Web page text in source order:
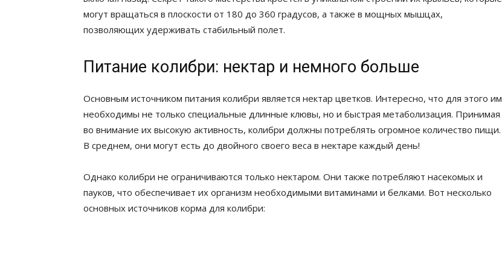
могут вращаться в плоскости от 180 до 360 градусов, а также в мощных мышцах,
позволяющих удерживать стабильный полет.
Питание колибри: нектар и немного больше
Основным источником питания колибри является нектар цветков. Интересно, что для этого им
необходимы не только специальные длинные клювы, но и быстрая метаболизация. Принимая
во внимание их высокую активность, колибри должны потреблять огромное количество пищи.
В среднем, они могут есть до двойного своего веса в нектаре каждый день!
Однако колибри не ограничиваются только нектаром. Они также потребляют насекомых и
пауков, что обеспечивает их организм необходимыми витаминами и белками. Вот несколько
основных источников корма для колибри: